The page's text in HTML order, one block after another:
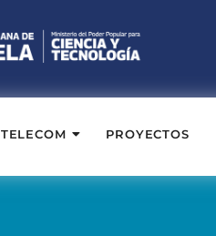
TELECOM PROYECTOS